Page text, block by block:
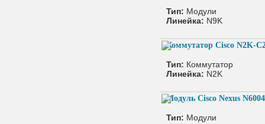
Тип: Модули
Линейка: N9K
Коммутатор Cisco N2K-
Тип: Коммутатор
Линейка: N2K
Модуль Cisco Nexus
Тип: Модули